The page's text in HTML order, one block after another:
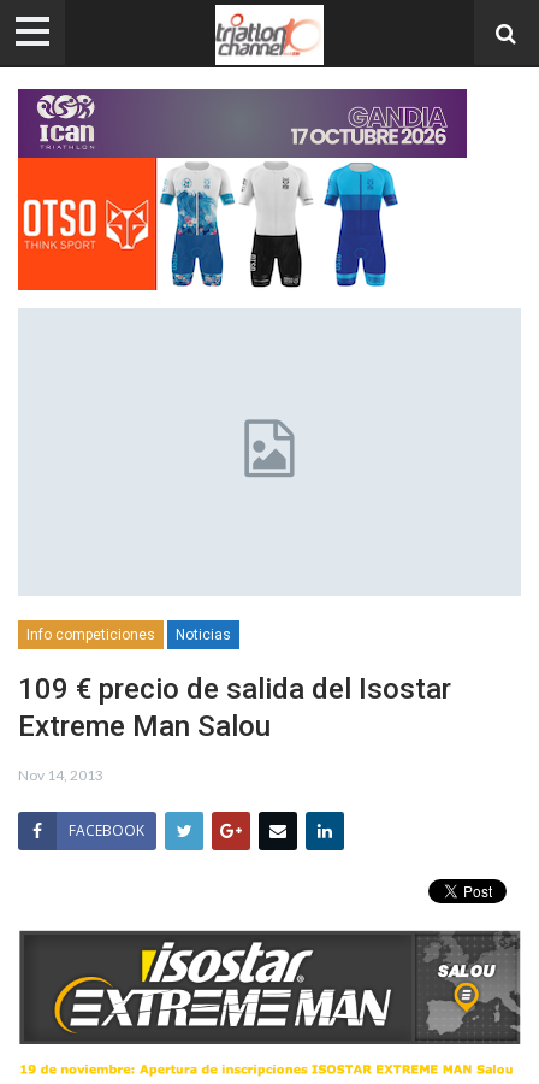
Info competiciones Noticias
109 € precio de salida del Isostar
Extreme Man Salou
Nov 14, 2013
FACEBOOK